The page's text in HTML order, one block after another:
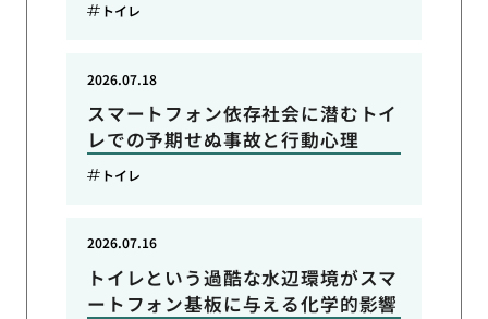
トイレ
スマートフォン依存社会に潜むトイ
レでの予期せぬ事故と行動心理
2026.07.18
トイレ
トイレという過酷な水辺環境がスマ
ートフォン基板に与える化学的影響
2026.07.16